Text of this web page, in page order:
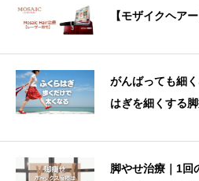
【モザイクヘア
がんばっても細
はぎを細くする
脚やせ治療｜1回